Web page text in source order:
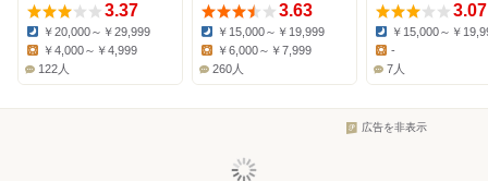
3.37
￥20,000～￥29,999
￥4,000～￥4,999
122人
3.63
￥15,000～￥19,999
￥6,000～￥7,999
260人
3.07
￥15,000～￥
-
7人
広告を非表示